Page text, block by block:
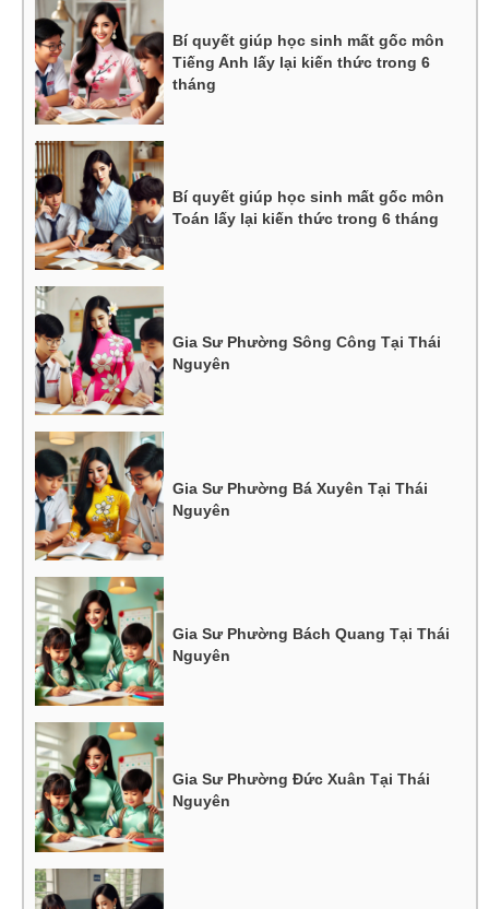
Bí quyết giúp học sinh mất gốc môn
Tiếng Anh lấy lại kiến thức trong 6
tháng
Bí quyết giúp học sinh mất gốc môn
Toán lấy lại kiến thức trong 6 tháng
Gia Sư Phường Sông Công Tại Thái
Nguyên
Gia Sư Phường Bá Xuyên Tại Thái
Nguyên
Gia Sư Phường Bách Quang Tại Thái
Nguyên
Gia Sư Phường Đức Xuân Tại Thái
Nguyên